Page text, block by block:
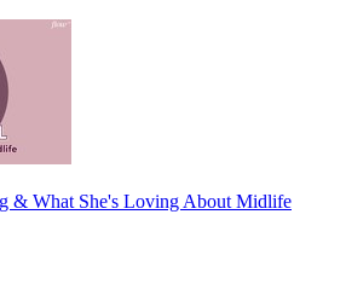
& What She's Loving About Midlife